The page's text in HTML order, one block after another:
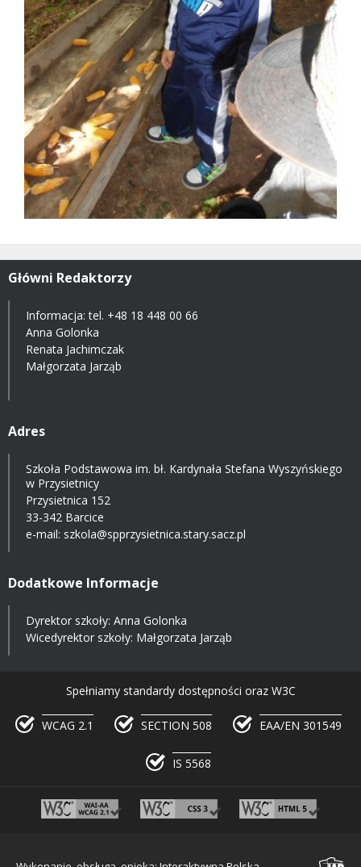
Główni Redaktorzy
Informacja: tel. +48 18 448 00 66
Anna Golonka
Renata Jachimczak
Małgorzata Jarząb
Adres
Szkoła Podstawowa im. bł. Kardynała Stefana Wyszyńskiego
w Przysietnicy
Przysietnica 152
33-342 Barcice
e-mail: szkola@spprzysietnica.stary.sacz.pl
Dodatkowe Informacje
Dyrektor szkoły: Anna Golonka
Wicedyrektor szkoły: Małgorzata Jarząb
Spełniamy standardy dostępności oraz W3C
WCAG 2.1 SECTION 508 EAA/EN 301549
IS 5568